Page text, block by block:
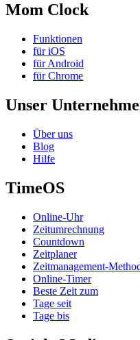
Mom Clock
Funktionen
für iOS
für Android
für Chrome
Unser
Über uns
Blog
Hilfe
TimeOS
Online-Uhr
Zeitumrechnung
Countdown
Zeitplaner
Zeitmanagement-
Online-Timer
Beste Zeit zum
Tage seit
Tage bis